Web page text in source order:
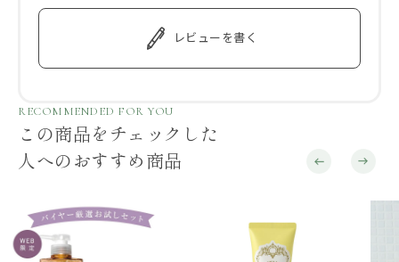
レビューを書く
RECOMMENDED FOR YOU
この商品をチェックした
人へのおすすめ商品